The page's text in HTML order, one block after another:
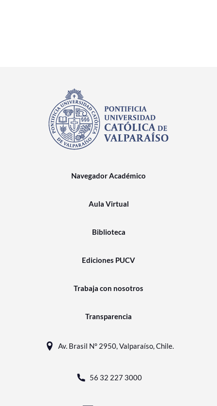
Navegador Académico
Aula Virtual
Biblioteca
Ediciones PUCV
Trabaja con nosotros
Transparencia
Av. Brasil N° 2950, Valparaíso, Chile.
56 32 227 3000